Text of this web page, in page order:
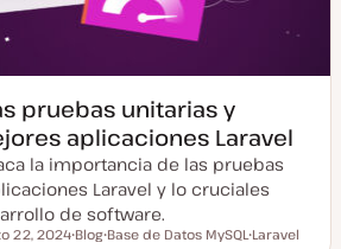
pruebas unitarias y
aplicaciones Laravel
la importancia de las pruebas
Laravel y lo cruciales
de software.
22, 2024 Blog Base de Datos MySQL Laravel